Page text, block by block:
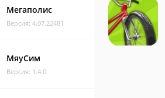
Мегаполис
Версия: 4.07.22481
МяуСим
Версия: 1.4.0